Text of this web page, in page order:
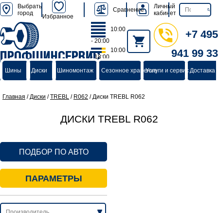
Выбрать
город
Избранное
Сравнение
Личный
кабинет
ПРОФШИНСЕРВИС
группа компаний
10:00
- 20:00
10:00
- 18:00
+7 495
941 99 33
Шины Диски Шиномонтаж Сезонное хранениеУслуги и сервисДоставка
Главная /Диски /TREBL / R062 /Диски TREBL R062
ДИСКИ TREBL R062
ПОДБОР ПО АВТО
ПАРАМЕТРЫ